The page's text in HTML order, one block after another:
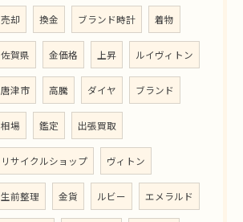
売却 換金 ブランド時計 着物
佐賀県 金価格 上昇 ルイヴィトン
唐津市 高騰 ダイヤ ブランド
相場 鑑定 出張買取
リサイクルショップ ヴィトン
生前整理 金貨 ルビー エメラルド